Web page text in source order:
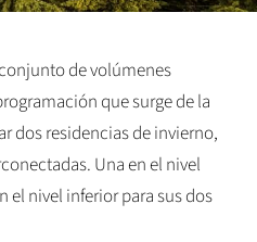
de volúmenes
que surge de la
dos residencias de invierno,
Una en el nivel
el nivel inferior para sus dos